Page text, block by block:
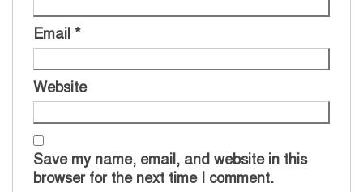
Email *
Website
Save my name, email, and website in this
browser for the next time I comment.